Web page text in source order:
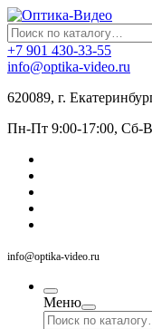
+7 901 430-33-55
info@optika-video.ru
620089, г.
Пн-Пт 9:00-17:00, Сб-
info@optika-video.ru
Меню